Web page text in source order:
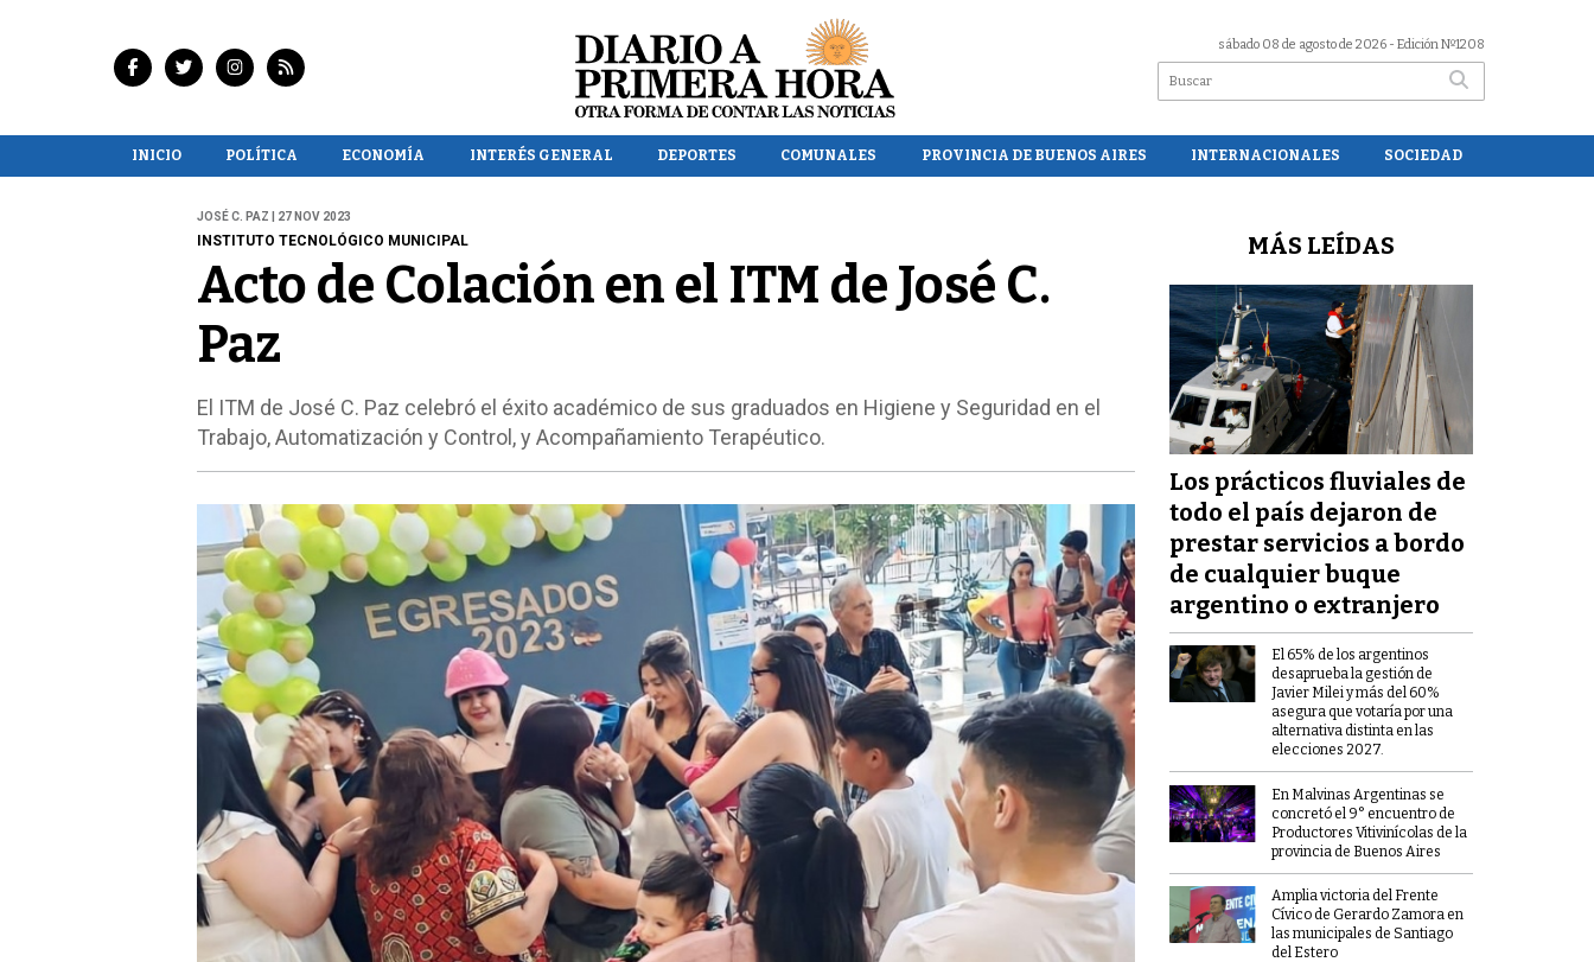
sábado 08 de agosto de 2026 - Edición Nº1208
INICIO POLÍTICA ECONOMÍA INTERÉS GENERAL DEPORTES COMUNALES PROVINCIA DE BUENOS AIRES INTERNACIONALES SOCIEDAD
JOSÉ C. PAZ | 27 NOV 2023
INSTITUTO TECNOLÓGICO MUNICIPAL
Acto de Colación en el ITM de José C.
Paz
El ITM de José C. Paz celebró el éxito académico de sus graduados en Higiene y Seguridad en el
Trabajo, Automatización y Control, y Acompañamiento Terapéutico.
MÁS LEÍDAS
Los prácticos fluviales de
todo el país dejaron de
prestar servicios a bordo
de cualquier buque
argentino o extranjero
El 65% de los argentinos
desaprueba la gestión de
Javier Milei y más del 60%
asegura que votaría por una
alternativa distinta en las
elecciones 2027.
En Malvinas Argentinas se
concretó el 9° encuentro de
Productores Vitivinícolas de la
provincia de Buenos Aires
Amplia victoria del Frente
Cívico de Gerardo Zamora en
las municipales de Santiago
del Estero